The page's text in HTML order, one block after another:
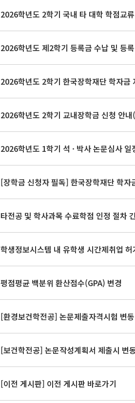
2026학년도 2학기 국내 타 대학 학점교
2026학년도 제2학기 등록금 수납 및 등
2026학년도 2학기 한국장학재단 학자금
2026학년도 2학기 교내장학금 신청 안
2026학년도 1학기 석 · 박사 논문심사
[장학금 신청자 필독] 한국장학재단 학자
타전공 및 학사과목 수료학점 인정 절차
학생정보시스템 내 유학생 시간제취업
평점평균 백분위 환산점수(GPA) 변경
[환경보건학전공] 논문제출자격시험 변
[보건학전공] 논문작성계획서 제출시 변
[이전 게시판] 이전 게시판 바로가기